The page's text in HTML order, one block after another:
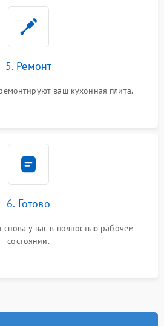
5. Ремонт
ваш кухонная плита.
6. Готово
у вас в полностью рабочем
состоянии.